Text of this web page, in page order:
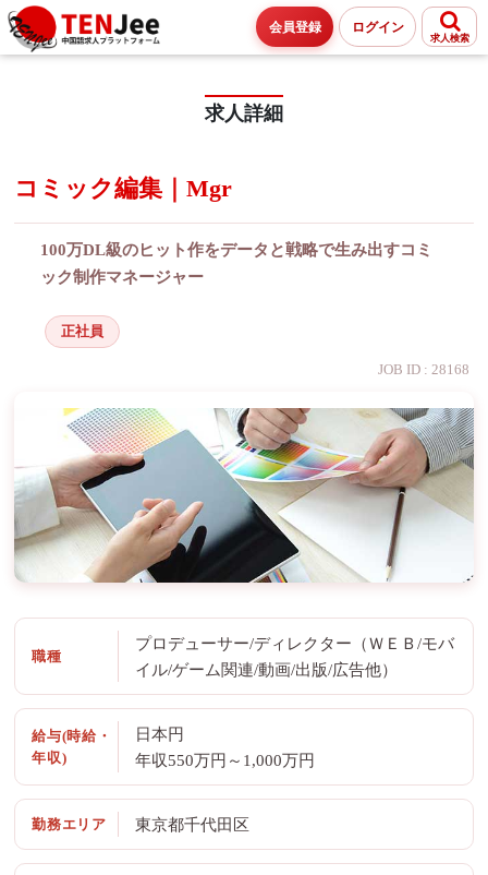
会員登録 ログイン
求人検索
求人詳細
コミック編集｜Mgr
100万DL級のヒット作をデータと戦略で生み出すコミ
ック制作マネージャー
正社員
JOB ID : 28168
職種
プロデューサー/ディレクター（ＷＥＢ/モバ
イル/ゲーム関連/動画/出版/広告他）
給与(時給・
年収)
日本円
年収550万円～1,000万円
勤務エリア 東京都千代田区